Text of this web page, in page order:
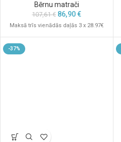
Bērnu matrači
107,61€ 86,90€
Maksā trīs vienādās daļās 3 x 28.97€
-37%